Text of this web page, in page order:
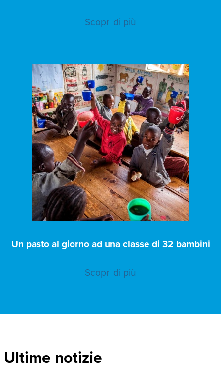
Scopri di più
Un pasto al giorno ad una classe di 32 bambini
Scopri di più
Ultime notizie